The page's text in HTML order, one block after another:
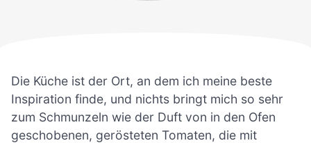
Die Küche ist der Ort, an dem ich meine beste
Inspiration finde, und nichts bringt mich so sehr
zum Schmunzeln wie der Duft von in den Ofen
geschobenen, gerösteten Tomaten, die mit